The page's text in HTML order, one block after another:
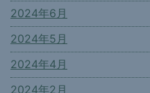
2024年6月
2024年5月
2024年4月
2024年2月